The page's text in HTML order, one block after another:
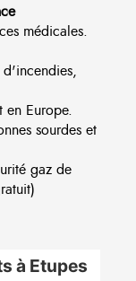
médicales.
d'incendies,
en Europe.
sourdes et
gaz de
à Etupes